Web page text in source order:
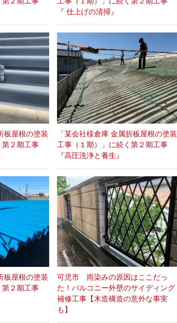
『 仕上げの清掃』
板屋根の塗装
第２期工事
「某会社様倉庫 金属折板屋根の塗装
工事（１期）」に続く第２期工事
『高圧洗浄と養生』
板屋根の塗装
第２期工事
可児市 雨染みの原因はここだっ
た！バルコニー外壁のサイディング
補修工事【木造構造の意外な事実
も】